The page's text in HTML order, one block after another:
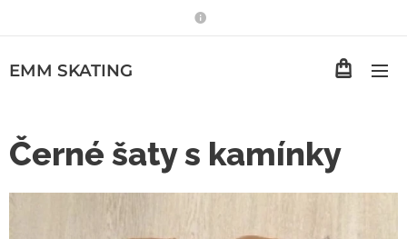
EMM SKATING
Černé šaty s kamínky